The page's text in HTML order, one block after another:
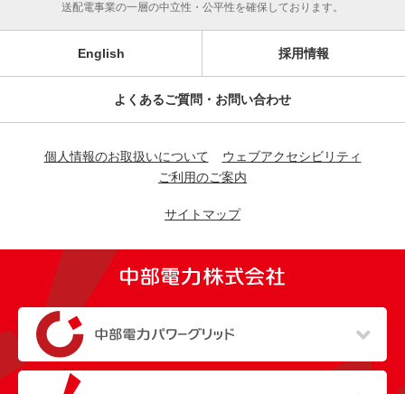
送配電事業の一層の中立性・公平性を確保しております。
English 採用情報
よくあるご質問・お問い合わせ
個人情報のお取扱いについて
ウェブアクセシビリティ
ご利用のご案内
サイトマップ
（新しいウィンドウを開きます）